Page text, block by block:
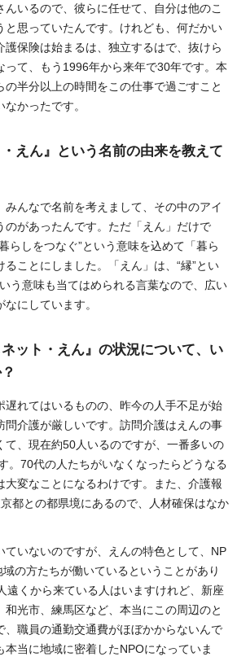
いるので、彼らに任せて、自分は他のこ
と思っていたんです。けれども、何だかい
護保険は始まるは、独立するはで、抜けら
って、もう1996年から来年で30年です。本
の半分以上の時間をこの仕事で過ごすこと
かったです。
・えん』という名前の由来を教えて
んなで名前を考えまして、その中のアイ
のがあったんです。ただ「えん」だけで
らしをつなぐ”という意味を込めて「暮ら
ることにしました。「えん」は、“縁”とい
いう意味も当てはめられる言葉なので、広い
にしています。
ット・えん』の状況について、い
れてはいるものの、昨今の人手不足が始
問介護が厳しいです。訪問介護はえんの事
て、現在約50人いるのですが、一番多いの
。70代の人たちがいなくなったらどうなる
大変なことになるわけです。また、介護報
都との都県境にあるので、人材確保はなか
いないのですが、えんの特色として、NP
の方たちが働いているということがあり
遠くから来ている人はいますけれど、新座
和光市、練馬区など、本当にこの周辺のと
、職員の通勤交通費がほぼかからないんで
本当に地域に密着したNPOになっていま